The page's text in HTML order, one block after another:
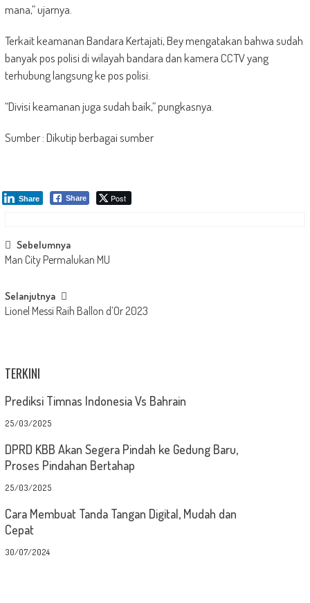
mana,” ujarnya.
Terkait keamanan Bandara Kertajati, Bey mengatakan bahwa sudah
banyak pos polisi di wilayah bandara dan kamera CCTV yang
terhubung langsung ke pos polisi.
“Divisi keamanan juga sudah baik,” pungkasnya.
Sumber : Dikutip berbagai sumber
Share Post
Share
Post
navigation
Sebelumnya
Man City Permalukan MU
Selanjutnya
Lionel Messi Raih Ballon d’Or 2023
TERKINI
Prediksi Timnas Indonesia Vs Bahrain
25/03/2025
DPRD KBB Akan Segera Pindah ke Gedung Baru,
Proses Pindahan Bertahap
25/03/2025
Cara Membuat Tanda Tangan Digital, Mudah dan
Cepat
30/07/2024